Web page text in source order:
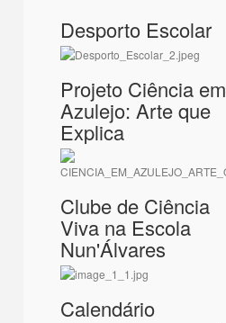
Desporto Escolar
Projeto Ciência em
Azulejo: Arte que
Explica
Clube de Ciência
Viva na Escola
Nun'Álvares
Calendário